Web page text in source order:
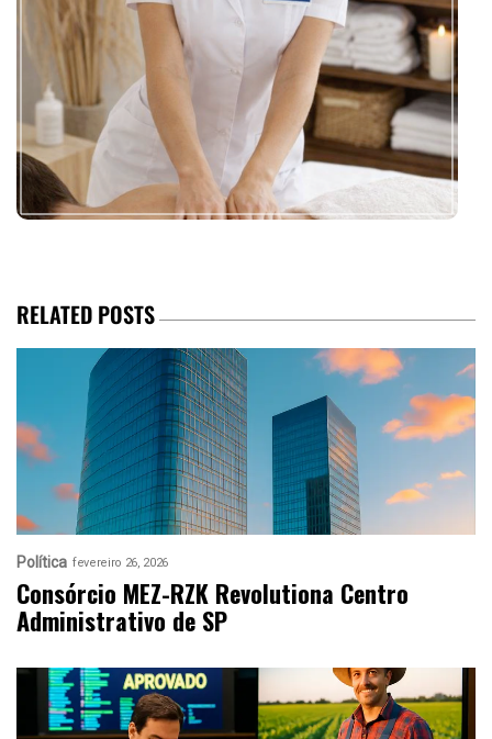
RELATED POSTS
Política fevereiro 26, 2026
Consórcio MEZ-RZK Revolutiona Centro
Administrativo de SP